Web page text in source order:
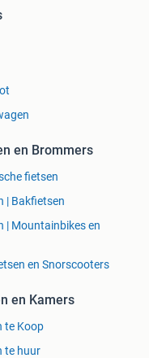
en Brommers
fietsen
| Bakfietsen
| Mountainbikes en
en Snorscooters
en Kamers
te Koop
te huur